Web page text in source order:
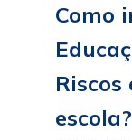
Como
Riscos
escola?